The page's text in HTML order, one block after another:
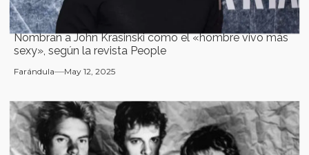
Nombran a John Krasinski como el «hombre vivo más
sexy», según la revista People
Farándula May 12, 2025